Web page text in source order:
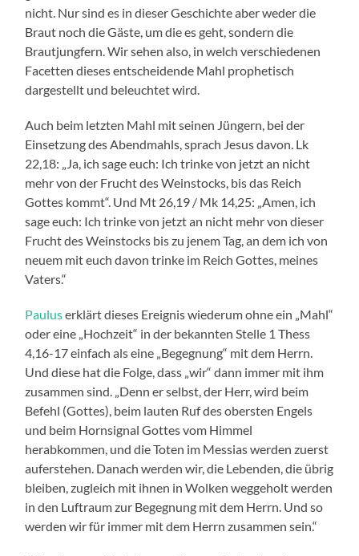
nicht. Nur sind es in dieser Geschichte aber weder die
Braut noch die Gäste, um die es geht, sondern die
Brautjungfern. Wir sehen also, in welch verschiedenen
Facetten dieses entscheidende Mahl prophetisch
dargestellt und beleuchtet wird.
Auch beim letzten Mahl mit seinen Jüngern, bei der
Einsetzung des Abendmahls, sprach Jesus davon. Lk
22,18: „Ja, ich sage euch: Ich trinke von jetzt an nicht
mehr von der Frucht des Weinstocks, bis das Reich
Gottes kommt“. Und Mt 26,19 / Mk 14,25: „Amen, ich
sage euch: Ich trinke von jetzt an nicht mehr von dieser
Frucht des Weinstocks bis zu jenem Tag, an dem ich von
neuem mit euch davon trinke im Reich Gottes, meines
Vaters.“
Pauluserklärt dieses Ereignis wiederum ohne ein „Mahl“
oder eine „Hochzeit“ in der bekannten Stelle 1 Thess
4,16-17 einfach als eine „Begegnung“ mit dem Herrn.
Und diese hat die Folge, dass „wir“ dann immer mit ihm
zusammen sind. „Denn er selbst, der Herr, wird beim
Befehl (Gottes), beim lauten Ruf des obersten Engels
und beim Hornsignal Gottes vom Himmel
herabkommen, und die Toten im Messias werden zuerst
auferstehen. Danach werden wir, die Lebenden, die übrig
bleiben, zugleich mit ihnen in Wolken weggeholt werden
in den Luftraum zur Begegnung mit dem Herrn. Und so
werden wir für immer mit dem Herrn zusammen sein.“